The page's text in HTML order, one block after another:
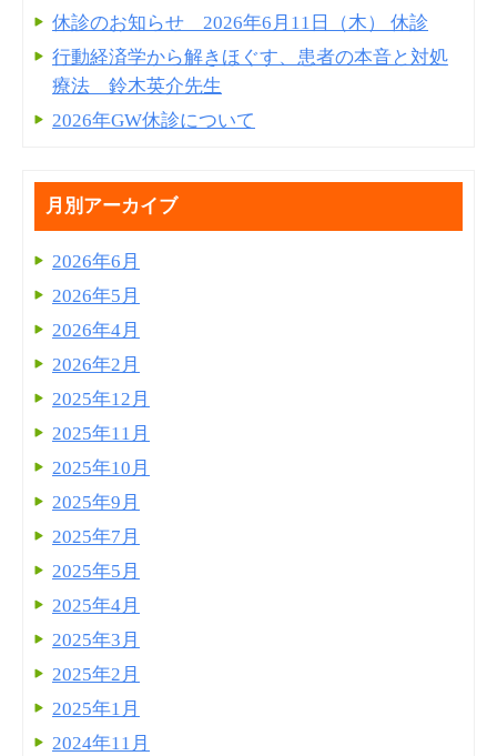
休診のお知らせ 2026年6月11日（木） 休診
行動経済学から解きほぐす、患者の本音と対処
療法 鈴木英介先生
2026年GW休診について
月別アーカイブ
2026年6月
2026年5月
2026年4月
2026年2月
2025年12月
2025年11月
2025年10月
2025年9月
2025年7月
2025年5月
2025年4月
2025年3月
2025年2月
2025年1月
2024年11月